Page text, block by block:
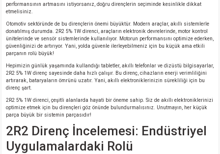
performansının artmasını istiyorsanız, doğru dirençlerin seçiminde kesinlikle dikkat
etmelisiniz.
Otomotiv sektöründe de bu dirençlerin önemi büyüktür. Modern araçlar, akıllı sistemlerle
donatılmış durumda. 2R2 5% 1W direnci, araçların elektronik devrelerinde, motor kontrol
ünitelerinde ve sensör sistemlerinde kullanılıyor. Motorun performansını optimize ederken,
güvenliğinizi de artırıyor. Yani, yolda güvenle ilerleyebilmeniz için bu küçük ama etkili
parçanın rolü büyük!
Hepimizin günlük yaşamında kullandığı tabletler, akıllı telefonlar ve dizüstü bilgisayarlar,
2R2 5% 1W direnç sayesinde daha hızlı çalışır. Bu direnç, cihazların enerji verimliliğini
artırarak, bataryaların ömrünü uzatır. Yani, akıllı elektroniklerinizin sürekliliği için bu
direnç şart.
2R2 5% 1W direnci, çeşitli alanlarda hayati bir öneme sahip. Siz de akıllı elektroniklerinizi
optimize etmek için bu dirençleri göz önünde bulundurmalısınız. Unutmayın, her küçük
parça büyük bir sistemin parçasıdır!
2R2 Direnç İncelemesi: Endüstriyel
Uygulamalardaki Rolü